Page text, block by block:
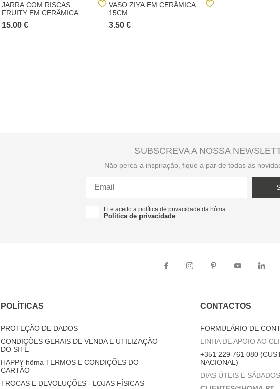
JARRA COM RISCAS
FRUITY EM CERÂMICA
25CM
15.00 €
VASO ZIYA EM CERÂMICA
15CM
3.50 €
SUBSCREVA A NOSSA
Não perca a inspiração, fique a par de todas as
Li e aceito a política de privacidade da hôma.
Política de privacidade
POLÍTICAS
PROTEÇÃO DE DADOS
CONDIÇÕES GERAIS DE VENDA E UTILIZAÇÃO
DO SITE
HAPPY hôma TERMOS E CONDIÇÕES DO
CARTÃO
TROCAS E DEVOLUÇÕES - LOJAS FÍSICAS
CONTACTOS
FORMULÁRIO DE
LINHA DE APOIO AO
+351 229 761 080
NACIONAL)
DIAS ÚTEIS E SÁBADOS